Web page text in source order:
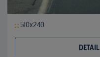
510x240
DETAIL